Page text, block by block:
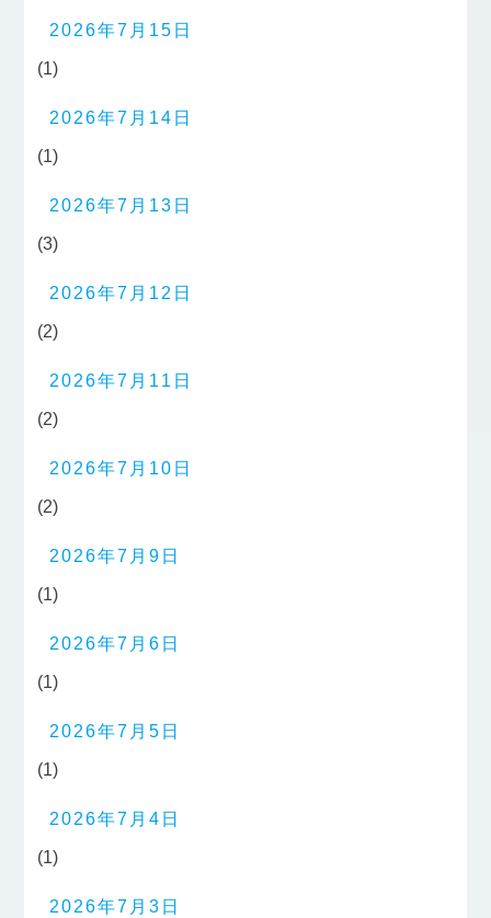
2026年7月15日
(1)
2026年7月14日
(1)
2026年7月13日
(3)
2026年7月12日
(2)
2026年7月11日
(2)
2026年7月10日
(2)
2026年7月9日
(1)
2026年7月6日
(1)
2026年7月5日
(1)
2026年7月4日
(1)
2026年7月3日